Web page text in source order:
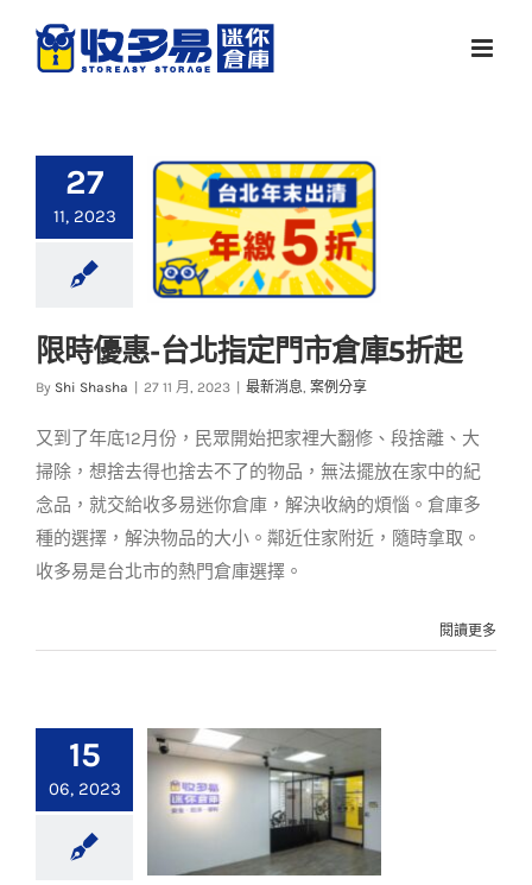
27
11, 2023
最新消息 案例分享
限時優惠-台北指定門市倉庫5折起
By Shi Shasha 27 11 月, 2023 最新消息, 案例分享
又到了年底12月份，民眾開始把家裡大翻修、段捨離、大
掃除，想捨去得也捨去不了的物品，無法擺放在家中的紀
念品，就交給收多易迷你倉庫，解決收納的煩惱。倉庫多
種的選擇，解決物品的大小。鄰近住家附近，隨時拿取。
收多易是台北市的熱門倉庫選擇。
閱讀更多
15
06, 2023